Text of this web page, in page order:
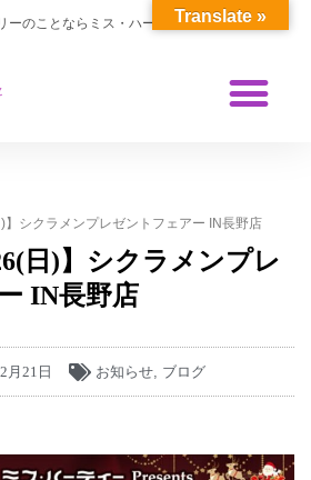
ーのことならミス・ハーティー
)】シクラメンプレゼントフェアー IN長野店
日)】シクラメンプレ
IN長野店
月21日 お知らせ, ブログ
Translate »